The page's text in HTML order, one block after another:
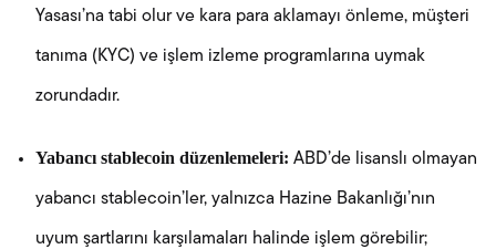
Yasası’na tabi olur ve kara para aklamayı önleme, müşteri
tanıma (KYC) ve işlem izleme programlarına uymak
zorundadır.
Yabancı stablecoin düzenlemeleri: ABD’de lisanslı olmayan
yabancı stablecoin’ler, yalnızca Hazine Bakanlığı’nın
uyum şartlarını karşılamaları halinde işlem görebilir;